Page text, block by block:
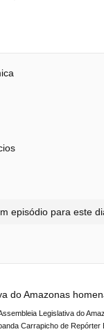
episódio para este
Legislativa do
Carrapicho de Repórter